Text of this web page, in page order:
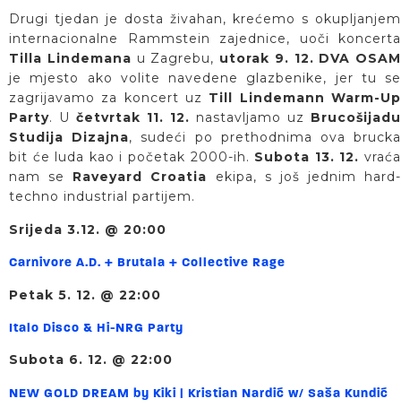
Drugi tjedan je dosta živahan, krećemo s okupljanjem
internacionalne Rammstein zajednice, uoči koncerta
Tilla Lindemana u Zagrebu, utorak 9. 12. DVA OSAM
je mjesto ako volite navedene glazbenike, jer tu se
zagrijavamo za koncert uz Till Lindemann Warm-Up
Party. U četvrtak 11. 12. nastavljamo uz Brucošijadu
Studija Dizajna, sudeći po prethodnima ova brucka
bit će luda kao i početak 2000-ih. Subota 13. 12.vraća
nam se Raveyard Croatia ekipa, s još jednim hard-
techno industrial partijem.
Srijeda 3.12. @ 20:00
Carnivore A.D. + Brutala + Collective Rage
Petak 5. 12. @ 22:00
Italo Disco & Hi-NRG Party
Subota 6. 12. @ 22:00
NEW GOLD DREAM by Kiki | Kristian Nardić w/ Saša Kundić